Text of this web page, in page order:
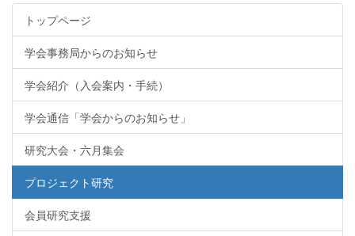
トップページ
学会事務局からのお知らせ
学会紹介（入会案内・手続）
学会通信「学会からのお知らせ」
研究大会・六月集会
プロジェクト研究
会員研究支援